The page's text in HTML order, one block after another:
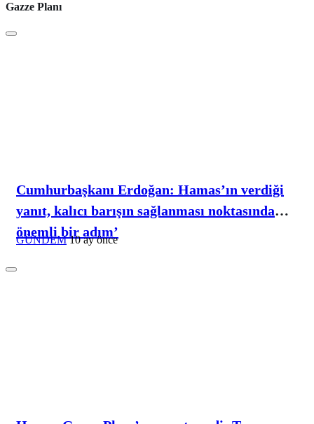
Gazze Planı
Cumhurbaşkanı Erdoğan: Hamas’ın verdiği
yanıt, kalıcı barışın sağlanması noktasında
önemli bir adım’
GÜNDEM 10 ay önce